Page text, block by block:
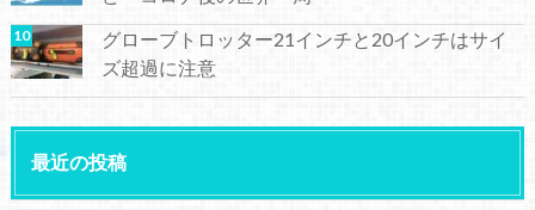
グローブトロッター21インチと20インチはサイ
ズ超過に注意
最近の投稿